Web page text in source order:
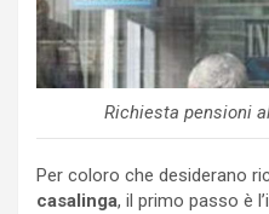
Richiesta pensioni
Per coloro che desiderano
casalinga, il primo passo è